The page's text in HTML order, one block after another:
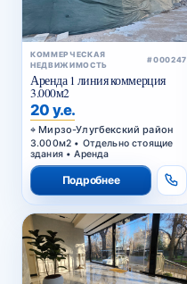
КОММЕРЧЕСКАЯ
НЕДВИЖИМОСТЬ
#000247
Аренда 1 линия коммерция
3.000м2
20 у.е.
Мирзо-Улугбекский район
3.000м2 • Отдельно стоящие
здания • Аренда
Подробнее